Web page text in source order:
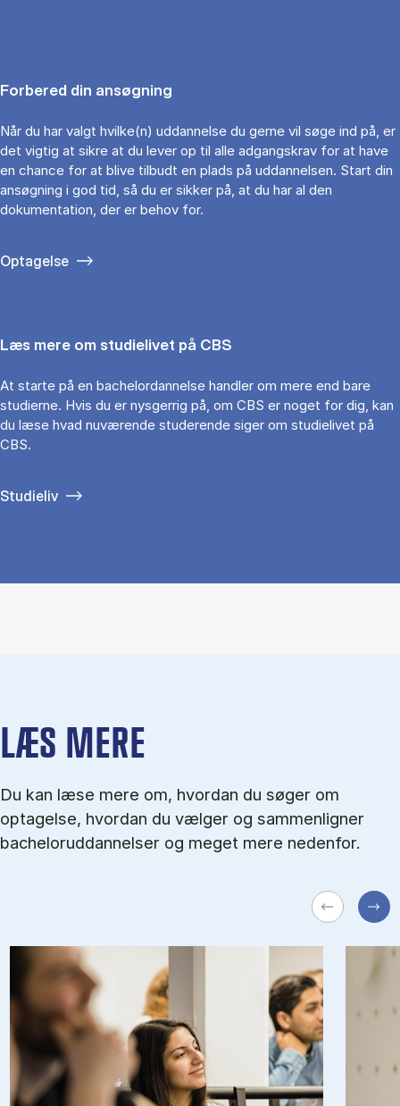
Forbered din ansøgning
Når du har valgt hvilke(n) uddannelse du gerne vil søge ind på, er
det vigtig at sikre at du lever op til alle adgangskrav for at have
en chance for at blive tilbudt en plads på uddannelsen. Start din
ansøgning i god tid, så du er sikker på, at du har al den
dokumentation, der er behov for.
Optagelse
Læs mere om studielivet på CBS
At starte på en bachelordannelse handler om mere end bare
studierne. Hvis du er nysgerrig på, om CBS er noget for dig, kan
du læse hvad nuværende studerende siger om studielivet på
CBS.
Studieliv
LÆS MERE
Du kan læse mere om, hvordan du søger om
optagelse, hvordan du vælger og sammenligner
bacheloruddannelser og meget mere nedenfor.